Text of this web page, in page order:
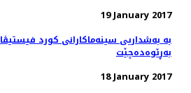
19 January 2017
بە بەشداریی سینەماکارانی کورد
بەڕێوەدەچێت
18 January 2017